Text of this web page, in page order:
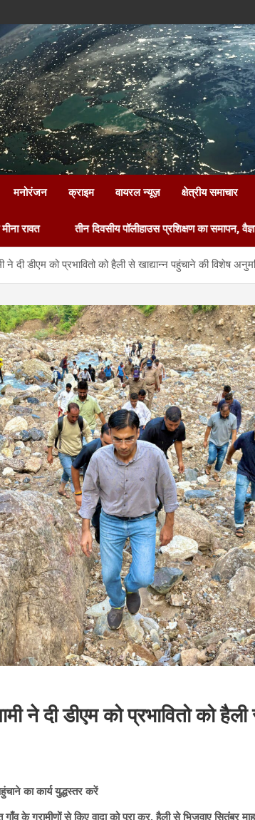
मनोरंजन क्राइम वायरल न्यूज़ क्षेत्रीय समाचार
तीन दिवसीय पॉलीहाउस प्रशिक्षण का समापन, वैज्ञानिक खेती
ने दी डीएम को प्रभावितो को हैली से खाद्यान्न पहुंचाने की विशेष
ने दी डीएम को प्रभावितो को
का कार्य युद्धस्तर करें
के ग्रामीणों से किए वादा को पूरा कर, हैली से भिजवाए सितंबर माह